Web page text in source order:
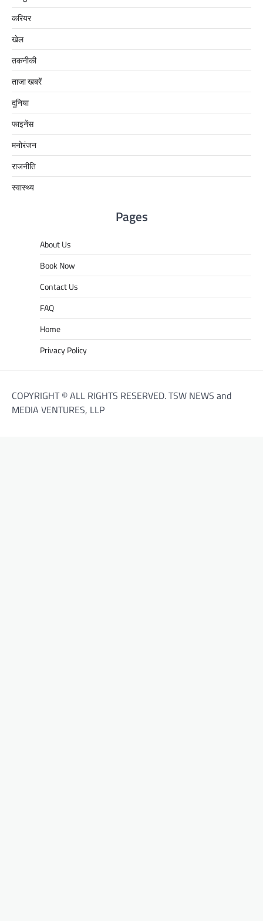
करियर
खेल
तकनीकी
ताजा खबरें
दुनिया
फाइनेंस
मनोरंजन
राजनीति
स्वास्थ्य
Pages
About Us
Book Now
Contact Us
FAQ
Home
Privacy Policy
COPYRIGHT © ALL RIGHTS RESERVED. TSW NEWS and
MEDIA VENTURES, LLP